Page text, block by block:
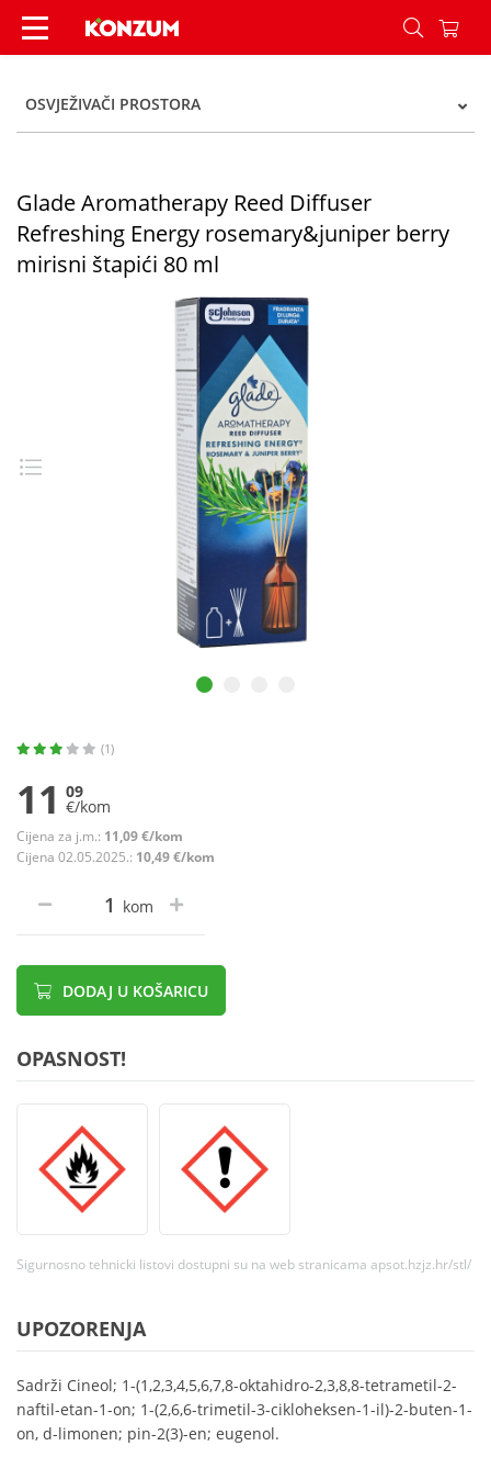
Glade Aromatherapy Reed Diffuser Refreshing
OSVJEŽIVAČI PROSTORA
Glade Aromatherapy Reed Diffuser
Refreshing Energy rosemary&juniper berry
mirisni štapići 80 ml
(1)
11 09
€/kom
Cijena za j.m.: 11,09 €/kom
Cijena 02.05.2025.: 10,49 €/kom
kom
DODAJ U KOŠARICU
OPASNOST!
Sigurnosno tehnicki listovi dostupni su na web stranicama apsot.hzjz.hr/stl/
UPOZORENJA
Sadrži Cineol; 1-(1,2,3,4,5,6,7,8-oktahidro-2,3,8,8-tetrametil-2-
naftil-etan-1-on; 1-(2,6,6-trimetil-3-cikloheksen-1-il)-2-buten-1-
on, d-limonen; pin-2(3)-en; eugenol.